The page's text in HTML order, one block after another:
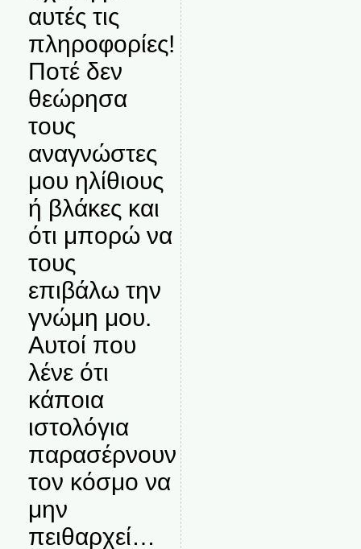
αυτές τις
πληροφορίες!
Ποτέ δεν
θεώρησα
τους
αναγνώστες
μου ηλίθιους
ή βλάκες και
ότι μπορώ να
τους
επιβάλω την
γνώμη μου.
Αυτοί που
λένε ότι
κάποια
ιστολόγια
παρασέρνουν
τον κόσμο να
μην
πειθαρχεί…